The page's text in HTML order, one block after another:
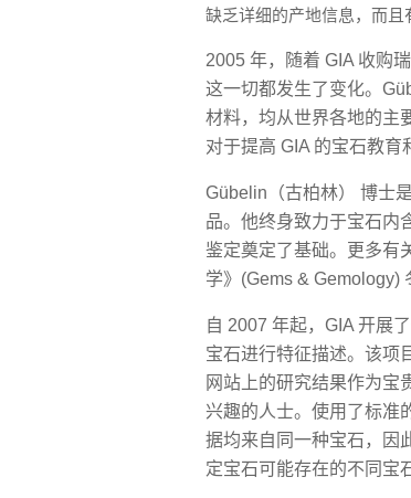
缺乏详细的产地信息，而且
2005 年，随着 GIA 收购
这一切都发生了变化。
材料，均从世界各地的主
对于提高 GIA 的宝石教育
Gübelin（古柏林） 博士
品。他终身致力于宝石内
鉴定奠定了基础。更多有
学》(Gems & Gemology)
自 2007 年起，GIA 开展
宝石进行特征描述。该项
网站上的研究结果作为宝
兴趣的人士。使用了标准
据均来自同一种宝石，因
定宝石可能存在的不同宝